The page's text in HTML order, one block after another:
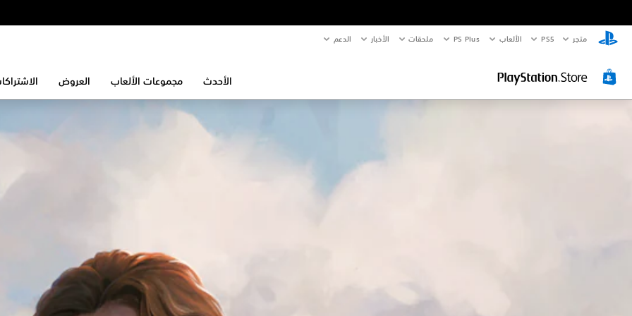
متجر PS5‏ الألعاب PS Plus ملحقات الأخبار الدعم
الأحدث مجموعات الألعاب العروض